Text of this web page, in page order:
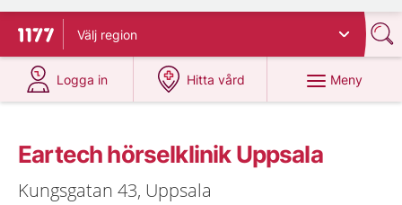
Till startsidan för 1177
Välj region
Logga in
på 1177.se
Hitta vård
på 1177.se
Meny
Eartech hörselklinik Uppsala
Kungsgatan 43, Uppsala